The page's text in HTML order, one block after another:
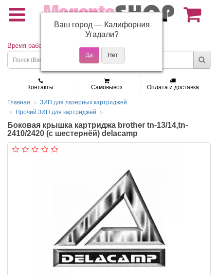
(495) 150-01-37
Время работы: Пн - Пт 9:30 - 19:00
Контакты Самовывоз Оплата и доставка
Главная
ЗИП для лазерных картриджей
Прочий ЗИП для картриджей
Боковая крышка картриджа brother tn-13/14,tn-
2410/2420 (с шестернёй) delacamp
Ваш город — Калифорния
Угадали?